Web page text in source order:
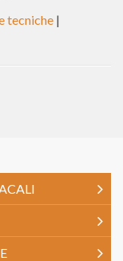
tecniche |